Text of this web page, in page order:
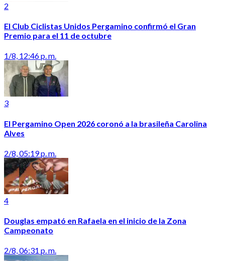
2
El Club Ciclistas Unidos Pergamino confirmó el Gran
Premio para el 11 de octubre
1/8, 12:46 p. m.
3
El Pergamino Open 2026 coronó a la brasileña Carolina
Alves
2/8, 05:19 p. m.
4
Douglas empató en Rafaela en el inicio de la Zona
Campeonato
2/8, 06:31 p. m.